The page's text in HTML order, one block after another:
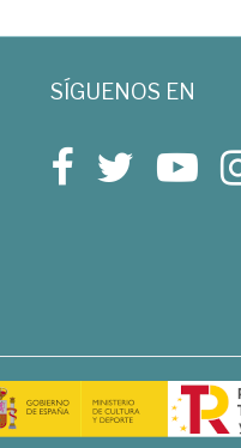
SÍGUENOS EN